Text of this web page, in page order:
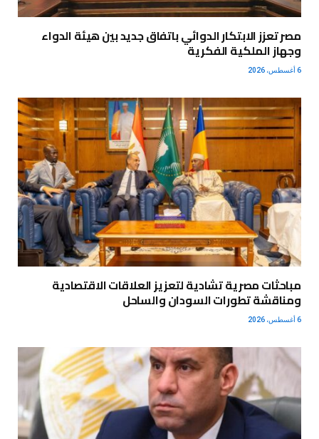
مصر تعزز الابتكار الدوائي باتفاق جديد بين هيئة الدواء
وجهاز الملكية الفكرية
6 أغسطس، 2026
مباحثات مصرية تشادية لتعزيز العلاقات الاقتصادية
ومناقشة تطورات السودان والساحل
6 أغسطس، 2026